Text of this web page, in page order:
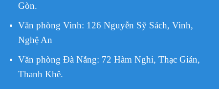
Gòn.
Văn phòng Vinh: 126 Nguyễn Sỹ Sách, Vinh,
Nghệ An
Văn phòng Đà Nẵng: 72 Hàm Nghi, Thạc Gián,
Thanh Khê.